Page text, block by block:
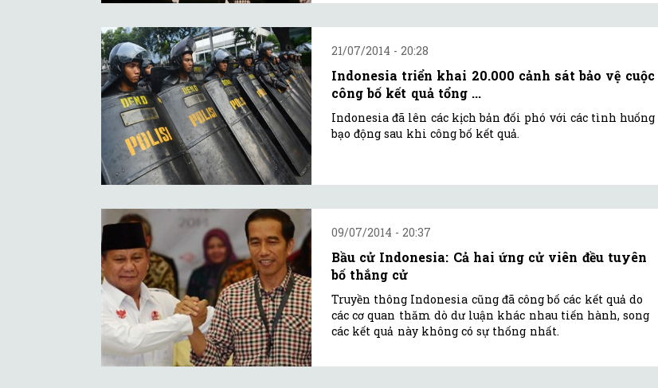
21/07/2014 - 20:28
Indonesia triển khai 20.000 cảnh sát bảo vệ cuộc
công bố kết quả tổng ...
Indonesia đã lên các kịch bản đối phó với các tình huống
bạo động sau khi công bố kết quả.
09/07/2014 - 20:37
Bầu cử Indonesia: Cả hai ứng cử viên đều tuyên
bố thắng cử
Truyền thông Indonesia cũng đã công bố các kết quả do
các cơ quan thăm dò dư luận khác nhau tiến hành, song
các kết quả này không có sự thống nhất.